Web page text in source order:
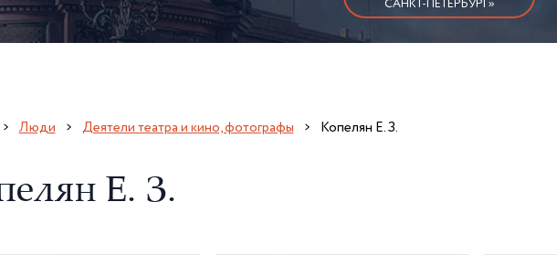
САНКТ-ПЕТЕРБУРГ»
Люди Деятели театра и кино, фотографы Копелян Е. З.
Е. З.